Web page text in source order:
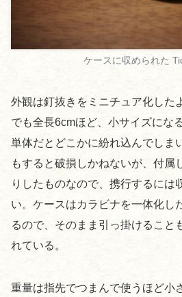
ケースに収められた
外観は釘抜きをミニチュア化した
でも全長6cmほど、小サイズにな
単体だとどこかに紛れ込んでしま
もすると破損しかねないが、付属
りしたものなので、携行するには
い。ケースはカラビナを一体化し
るので、そのまま引っ掛けること
れている。
重量は指先でつまんで使うほど小